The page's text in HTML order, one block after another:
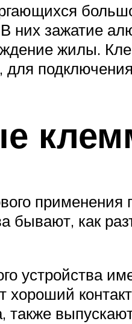
В них зажатие
жилы.
бывают, как
устройства
хороший
также